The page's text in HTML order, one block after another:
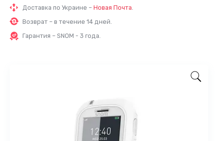
Доставка по Украине – Новая Почта.
Возврат – в течение 14 дней.
Гарантия – SNOM - 3 года.